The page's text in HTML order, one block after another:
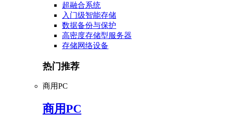
超融合系统
入门级智能存储
数据备份与保护
高密度存储型服务器
存储网络设备
热门推荐
商用PC
商用PC